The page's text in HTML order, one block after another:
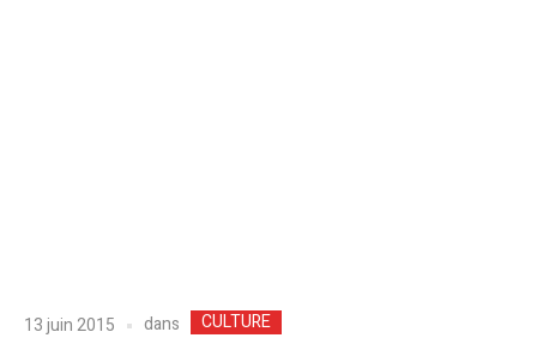
13 juin 2015 dans CULTURE